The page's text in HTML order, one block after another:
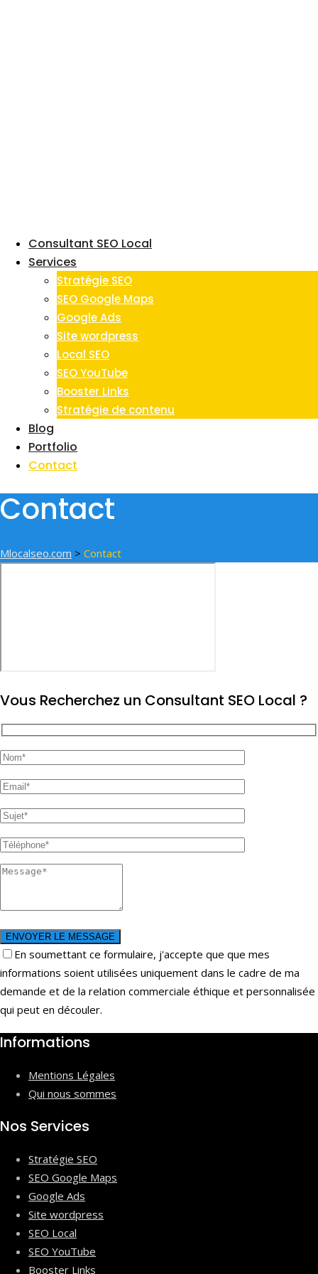
Consultant SEO Local
Services
Stratégie SEO
SEO Google Maps
Google Ads
Site wordpress
Local SEO
SEO YouTube
Booster Links
Stratégie de contenu
Blog
Portfolio
Contact
Contact
Mlocalseo.com > Contact
Vous Recherchez un Consultant SEO Local ?
En soumettant ce formulaire, j'accepte que que mes
informations soient utilisées uniquement dans le cadre de ma
demande et de la relation commerciale éthique et personnalisée
qui peut en découler.
Informations
Mentions Légales
Qui nous sommes
Nos Services
Stratégie SEO
SEO Google Maps
Google Ads
Site wordpress
SEO Local
SEO YouTube
Booster Links